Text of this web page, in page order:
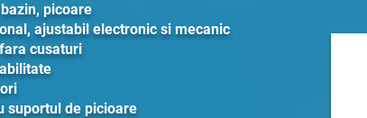
picoare
ajustabil electronic si mecanic
cusaturi
suportul de picioare